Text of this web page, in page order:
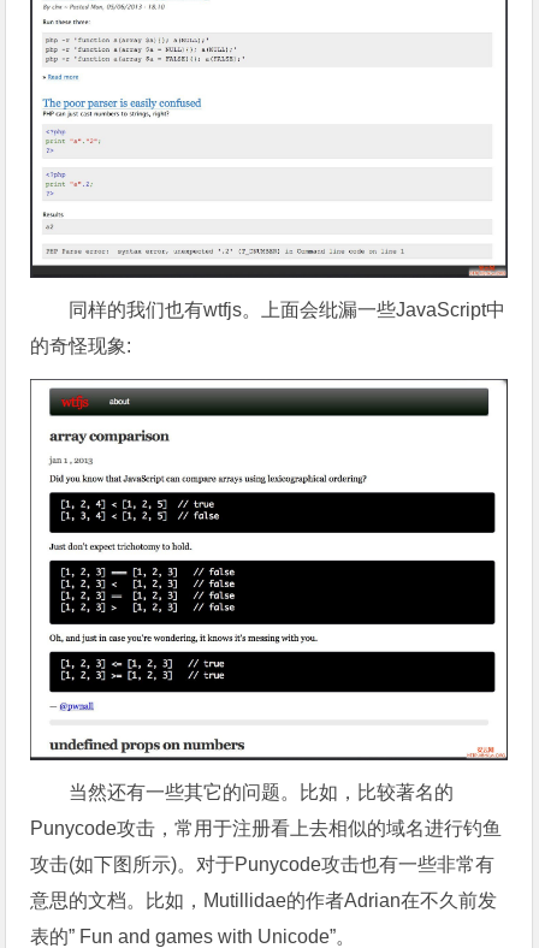
同样的我们也有wtfjs。上面会纰漏一些JavaScript中
的奇怪现象:
当然还有一些其它的问题。比如，比较著名的
Punycode攻击，常用于注册看上去相似的域名进行钓鱼
攻击(如下图所示)。对于Punycode攻击也有一些非常有
意思的文档。比如，Mutillidae的作者Adrian在不久前发
表的” Fun and games with Unicode”。